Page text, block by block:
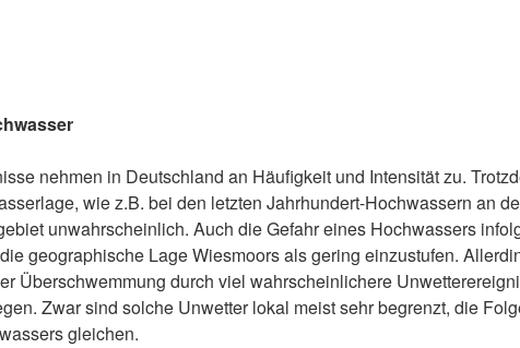
nehmen in Deutschland an Häufigkeit und Intensität zu.
wie z.B. bei den letzten Jahrhundert-Hochwassern an
unwahrscheinlich. Auch die Gefahr eines Hochwassers
geographische Lage Wiesmoors als gering einzustufen.
Überschwemmung durch viel wahrscheinlichere
Zwar sind solche Unwetter lokal meist sehr begrenzt, die
gleichen.